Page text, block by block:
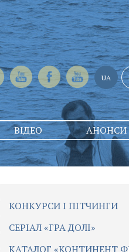
UA
ВІДЕО АНОНСИ
КОНКУРСИ І ПІТЧИНГИ
CЕРІАЛ «ГРА ДОЛІ»
КАТАЛОГ «КОНТИНЕНТ